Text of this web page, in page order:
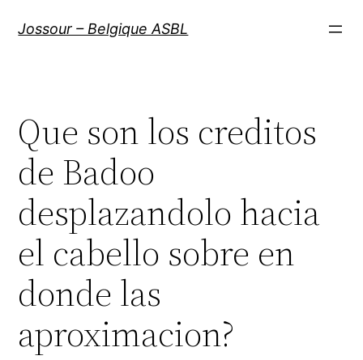
Jossour – Belgique ASBL
Que son los creditos
de Badoo
desplazandolo hacia
el cabello sobre en
donde las
aproximacion?